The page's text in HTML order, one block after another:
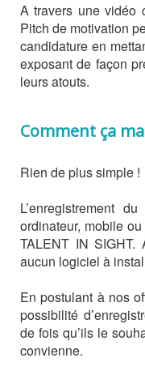
A travers une vidéo
Pitch de motivation
candidature en
exposant de façon
leurs atouts.
Comment ça
Rien de plus simple !
L’enregistrement
ordinateur, mobile
TALENT IN SIGHT.
aucun logiciel à
En postulant à nos
possibilité
de fois qu’ils le
convienne.